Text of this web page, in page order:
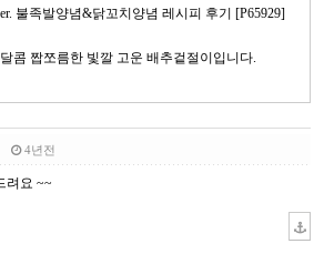
불족발양념&닭꼬치양념 레시피 후기 [P65929]
콤 짭쪼름한 빛깔 고운 배추겉절이입니다.
4년전
려요 ~~